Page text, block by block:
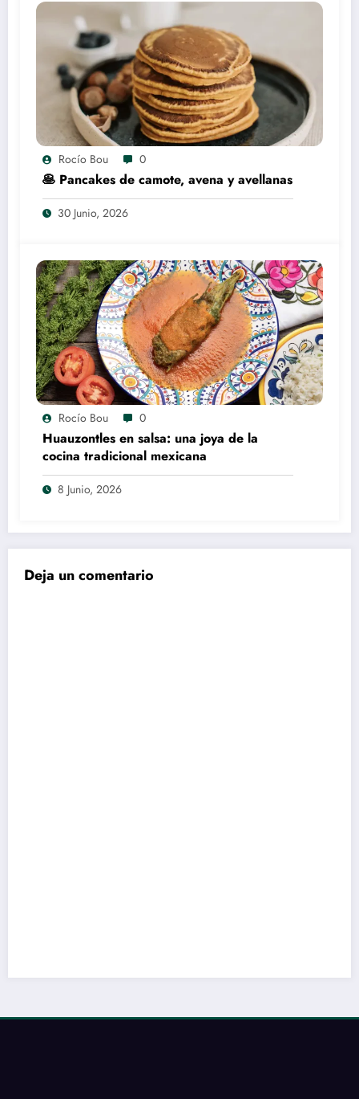
Rocío Bou 0
🥞 Pancakes de camote, avena y avellanas
30 Junio, 2026
Rocío Bou 0
Huauzontles en salsa: una joya de la
cocina tradicional mexicana
8 Junio, 2026
Deja un comentario